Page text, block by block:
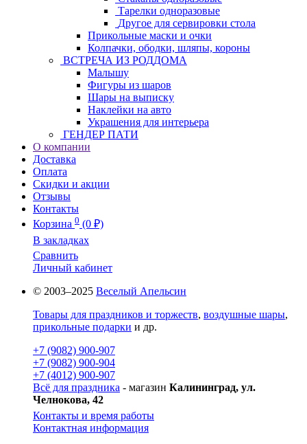
Тарелки одноразовые
Другое для сервировки стола
Прикольные маски и очки
Колпачки, ободки, шляпы, короны
ВСТРЕЧА ИЗ РОДДОМА
Малышу
Фигуры из шаров
Шары на выписку
Наклейки на авто
Украшения для интерьера
ГЕНДЕР ПАТИ
О компании
Доставка
Оплата
Скидки и акции
Отзывы
Контакты
Корзина 0 (0 ₽)
В закладках
Сравнить
Личный кабинет
© 2003–2025 Веселый Апельсин
Товары для праздников и торжеств, воздушные шары,
прикольные подарки и др.
+7 (9082) 900-907
+7 (9082) 900-904
+7 (4012) 900-907
Всё для праздника - магазин Калининград, ул.
Челнокова, 42
Контакты и время работы
Контактная информация